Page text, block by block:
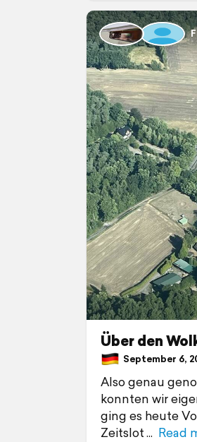
Über den
September 6,
Also genau
konnten wir
ging es heute
Zeitslot
Read